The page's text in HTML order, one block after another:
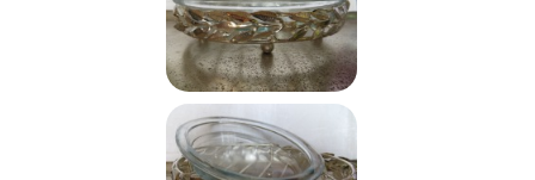
WEIHNACHTSZAUBER 2026